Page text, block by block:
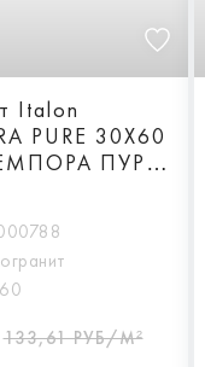
Italon
PURE 30X60
ПУР
133,61 РУБ/М²